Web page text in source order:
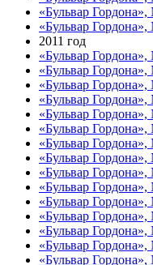
«Бульвар
«Бульвар
2011 год
«Бульвар
«Бульвар
«Бульвар
«Бульвар
«Бульвар
«Бульвар
«Бульвар
«Бульвар
«Бульвар
«Бульвар
«Бульвар
«Бульвар
«Бульвар
«Бульвар
«Бульвар